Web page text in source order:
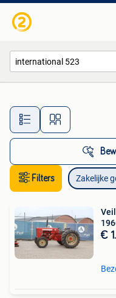
Filters Zakelijke
€